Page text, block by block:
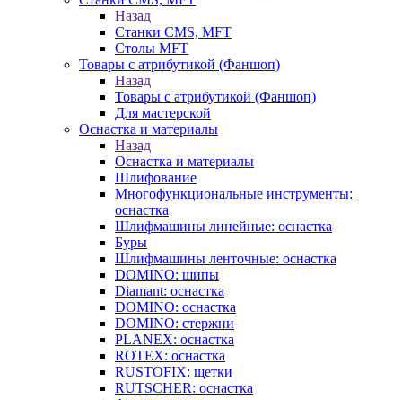
Назад
Станки CMS, MFT
Столы MFT
Товары с атрибутикой (Фаншоп)
Назад
Товары с атрибутикой (Фаншоп)
Для мастерской
Оснастка и материалы
Назад
Оснастка и материалы
Шлифование
Многофункциональные инструменты:
оснастка
Шлифмашины линейные: оснастка
Буры
Шлифмашины ленточные: оснастка
DOMINO: шипы
Diamant: оснастка
DOMINO: оснастка
DOMINO: стержни
PLANEX: оснастка
ROTEX: оснастка
RUSTOFIX: щетки
RUTSCHER: оснастка